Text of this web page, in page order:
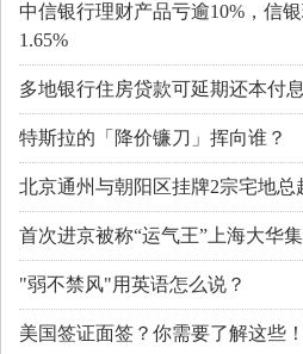
中信银行理财产品亏逾10%，信
1.65%
多地银行住房贷款可延期还本付
特斯拉的「降价镰刀」挥向谁？
北京通州与朝阳区挂牌2宗宅地总
首次进京被称“运气王”上海大华
"弱不禁风"用英语怎么说？
美国签证面签？你需要了解这些！